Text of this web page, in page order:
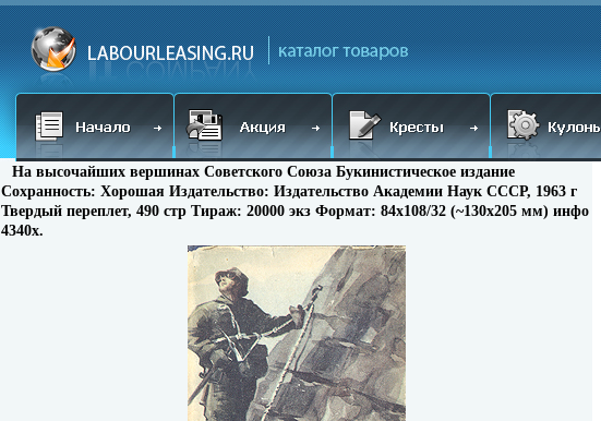
На высочайших вершинах Советского Союза Букинистическое издание
Сохранность: Хорошая Издательство: Издательство Академии Наук СССР, 1963 г
Твердый переплет, 490 стр Тираж: 20000 экз Формат: 84x108/32 (~130х205 мм) инфо
4340x.